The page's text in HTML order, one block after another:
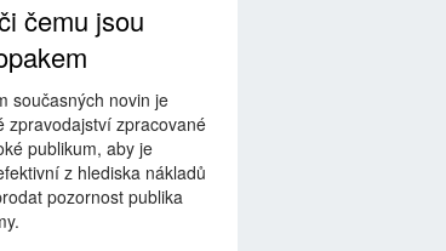
čemu jsou
současných novin je
zpravodajství zpracované
publikum, aby je
z hlediska nákladů
pozornost publika